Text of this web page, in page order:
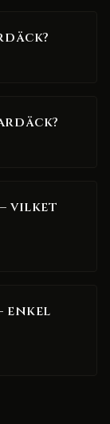
vilket
enkel